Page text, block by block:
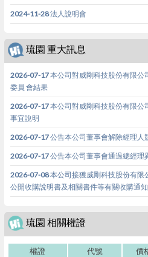
2024-11-28 法人說明會
琉園 重大訊息
2026-07-17 本公司對威剛科技股份有限
委員 會結果
2026-07-17 本公司對威剛科技股份有限公
事宜說明
2026-07-17 公告本公司董事會解除經理人
2026-07-17 公告本公司董事會通過總經理
2026-07-08 本公司接獲威剛科技股份有限
公開收購說明書及相關書件等有關收購通
琉園 相關權證
權證 代號 價